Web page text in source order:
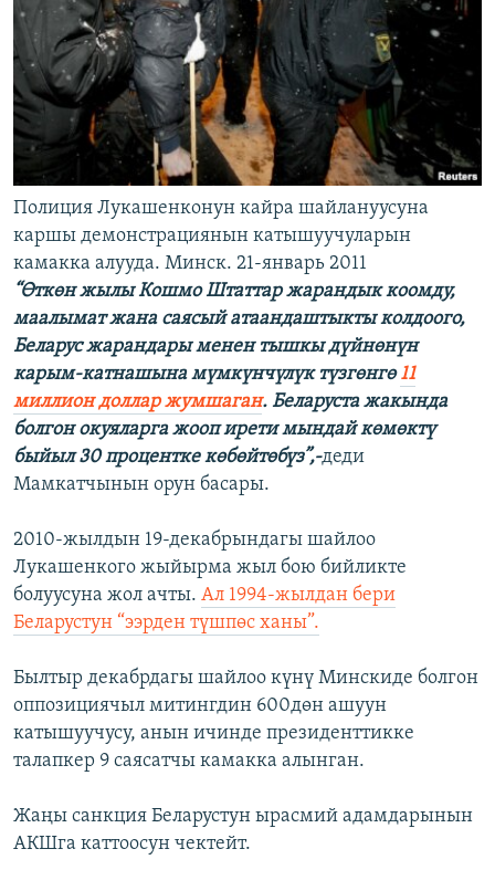
Полиция Лукашенконун кайра шайлануусуна
каршы демонстрациянын катышуучуларын
камакка алууда. Минск. 21-январь 2011
“Өткөн жылы Кошмо Штаттар жарандык коомду,
маалымат жана саясый атаандаштыкты колдоого,
Беларус жарандары менен тышкы дүйнөнүн
карым-катнашына мүмкүнчүлүк түзгөнгө11
миллион доллар жумшаган. Беларуста жакында
болгон окуяларга жооп ирети мындай көмөктү
быйыл 30 процентке көбөйтөбүз”,-деди
Мамкатчынын орун басары.
2010-жылдын 19-декабрындагы шайлоо
Лукашенкого жыйырма жыл бою бийликте
болуусуна жол ачты. Ал 1994-жылдан бери
Беларустун “ээрден түшпөс ханы”.
Былтыр декабрдагы шайлоо күнү Минскиде болгон
оппозициячыл митингдин 600дөн ашуун
катышуучусу, анын ичинде президенттикке
талапкер 9 саясатчы камакка алынган.
Жаңы санкция Беларустун ырасмий адамдарынын
АКШга каттоосун чектейт.